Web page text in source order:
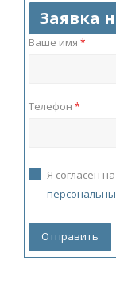
Заявка
Ваше имя *
Телефон *
Я согласен на